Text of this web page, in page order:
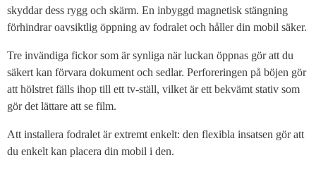
skyddar dess rygg och skärm. En inbyggd magnetisk stängning
förhindrar oavsiktlig öppning av fodralet och håller din mobil säker.
Tre invändiga fickor som är synliga när luckan öppnas gör att du
säkert kan förvara dokument och sedlar. Perforeringen på böjen gör
att hölstret fälls ihop till ett tv-ställ, vilket är ett bekvämt stativ som
gör det lättare att se film.
Att installera fodralet är extremt enkelt: den flexibla insatsen gör att
du enkelt kan placera din mobil i den.